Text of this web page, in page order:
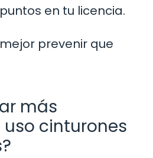
en tu licencia.
prevenir que
más
uso cinturones